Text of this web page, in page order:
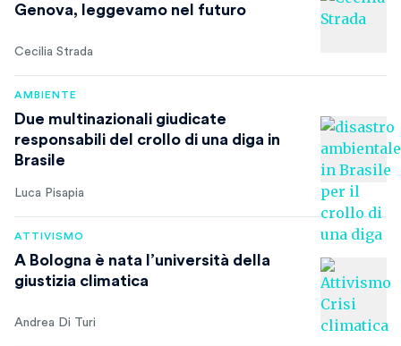
Genova, leggevamo nel futuro
Cecilia Strada
AMBIENTE
Due multinazionali giudicate
responsabili del crollo di una diga in
Brasile
Luca Pisapia
ATTIVISMO
A Bologna è nata l’università della
giustizia climatica
Andrea Di Turi